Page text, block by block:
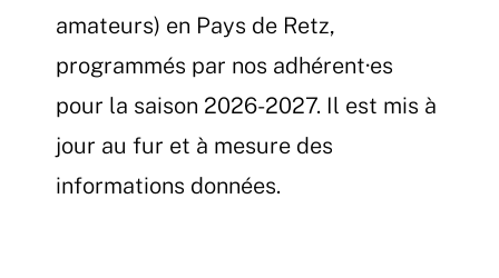
amateurs) en Pays de Retz,
programmés par nos adhérent·es
pour la saison 2026-2027. Il est mis à
jour au fur et à mesure des
informations données.